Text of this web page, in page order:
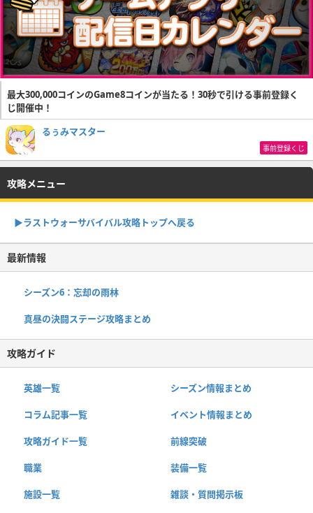
最大300,000コインのGame8コインが当たる！30秒で引ける事前登録く
じ開催中！
るぅみマスター
事前登録くじ
攻略メニュー
▶︎ラストウォーサバイバル攻略トップへ戻る
最新情報
シーズン6：忘却の雨林
真昼の決闘ステージ攻略まとめ
攻略ガイド
英雄一覧 シーズン情報まとめ
コラム記事一覧 イベント情報まとめ
攻略ガイド一覧 前線突破
職業 装備一覧
施設一覧 雑談・質問掲示板